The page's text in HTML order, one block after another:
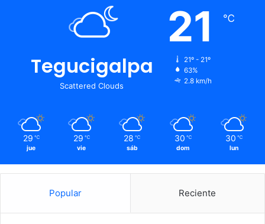
Tegucigalpa
Scattered Clouds
21 ℃
21º - 21º
63%
2.8 km/h
29 ℃
jue
29 ℃
vie
28 ℃
sáb
30 ℃
dom
30 ℃
lun
Popular Reciente